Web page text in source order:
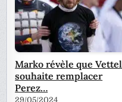
Marko révèle que Vettel
souhaite remplacer
Perez…
29/05/2024